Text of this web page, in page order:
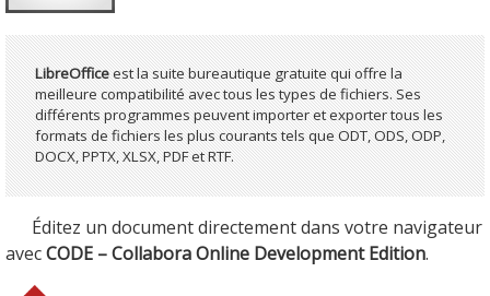
LibreOfficeest la suite bureautique gratuite qui offre la
meilleure compatibilité avec tous les types de fichiers. Ses
différents programmes peuvent importer et exporter tous les
formats de fichiers les plus courants tels que ODT, ODS, ODP,
DOCX, PPTX, XLSX, PDF et RTF.
Éditez un document directement dans votre navigateur
avecCODE – Collabora Online Development Edition.